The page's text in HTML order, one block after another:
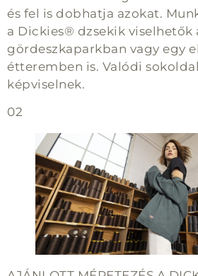
és fel is dobhatja azokat.
a Dickies® dzsekik viselhetők
gördeszkaparkban vagy egy
étteremben is. Valódi
képviselnek.
02